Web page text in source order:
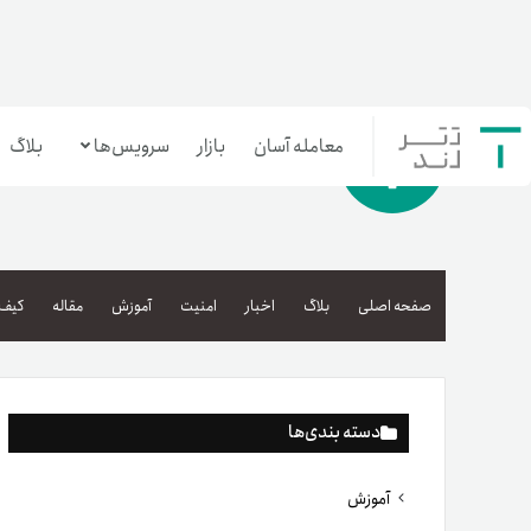
معامله آسان بازار سرویس‌ها
بازار تترلند
سرمایه‌گذاری آسان
بلاگ
صفحه اصلی بلاگ اخبار امنیت آموزش مقاله
دسته بندی‌ها
آموزش